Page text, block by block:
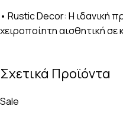
• Rustic Decor: Η ιδανική
χειροποίητη αισθητική
Σχετικά Προϊόντα
Sale